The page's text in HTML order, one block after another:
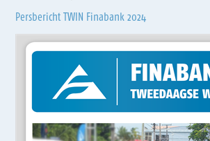
Persbericht TWIN Finabank 2024